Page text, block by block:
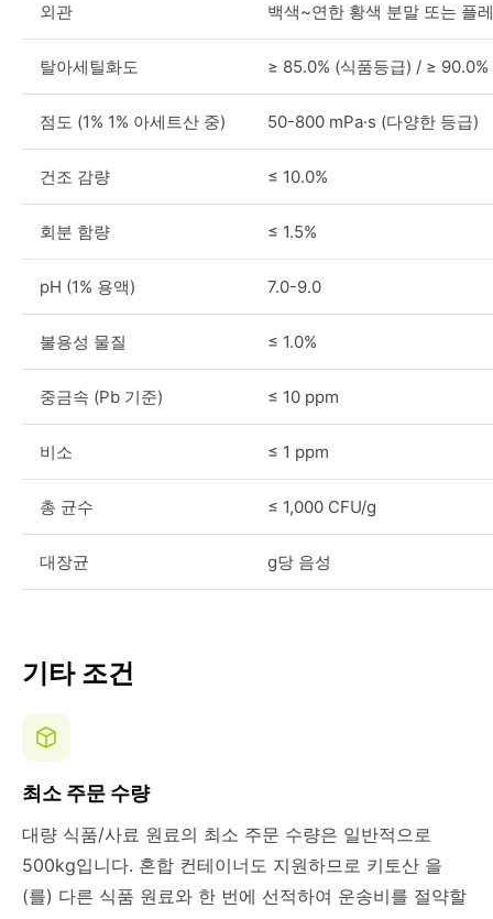
외관 백색~연한 황색 분말 또는 플
탈아세틸화도 ≥ 85.0% (식품등급) / ≥ 90.0%
점도 (1% 1% 아세트산 중) 50-800 mPa·s (다양한 등급)
건조 감량 ≤ 10.0%
회분 함량 ≤ 1.5%
pH (1% 용액) 7.0-9.0
불용성 물질 ≤ 1.0%
중금속 (Pb 기준) ≤ 10 ppm
비소 ≤ 1 ppm
총 균수 ≤ 1,000 CFU/g
대장균 g당 음성
기타 조건
최소 주문 수량
대량 식품/사료 원료의 최소 주문 수량은 일반적으로
500kg입니다. 혼합 컨테이너도 지원하므로 키토산 을
(를) 다른 식품 원료와 한 번에 선적하여 운송비를 절약할